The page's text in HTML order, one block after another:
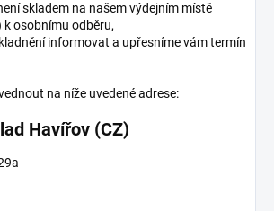
skladem na našem výdejním místě
osobnímu odběru,
informovat a upřesníme vám termín
na níže uvedené adrese:
Havířov (CZ)